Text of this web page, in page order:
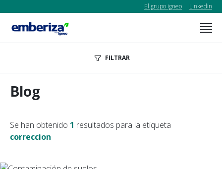
El grupo igneo Linkedin
FILTRAR
Blog
Se han obtenido 1 resultados para la etiqueta
correccion